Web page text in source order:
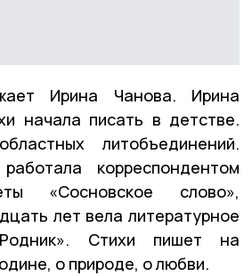
Ирина Чанова. Ирина
начала писать в детстве.
литобъединений.
корреспондентом
«Сосновское слово»,
лет вела литературное
Стихи пишет на
о природе, о любви.